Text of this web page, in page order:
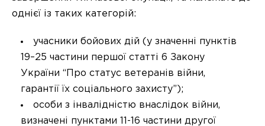
однієї із таких категорій:
учасники бойових дій (у значенні пунктів
19–25 частини першої статті 6 Закону
України “Про статус ветеранів війни,
гарантії їх соціального захисту”);
особи з інвалідністю внаслідок війни,
визначені пунктами 11-16 частини другої